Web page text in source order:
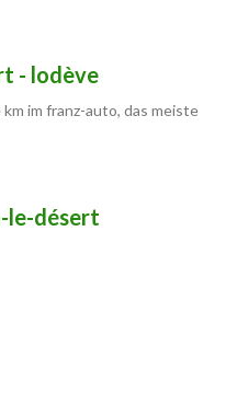
- lodève
im franz-auto, das meiste
le-désert